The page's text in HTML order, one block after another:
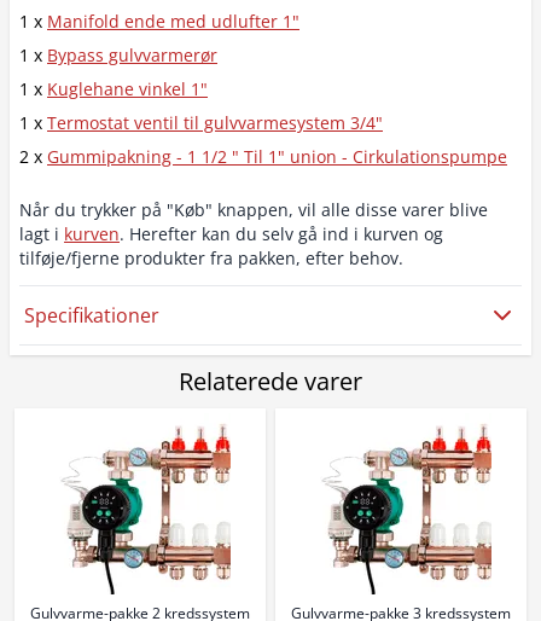
1 x Manifold ende med udlufter 1"
1 x Bypass gulvvarmerør
1 x Kuglehane vinkel 1"
1 x Termostat ventil til gulvvarmesystem 3/4"
2 x Gummipakning - 1 1/2 " Til 1" union - Cirkulationspumpe
Når du trykker på "Køb" knappen, vil alle disse varer blive
lagt i kurven. Herefter kan du selv gå ind i kurven og
tilføje/fjerne produkter fra pakken, efter behov.
Specifikationer
Relaterede varer
Gulvvarme-pakke 2 kredssystem Gulvvarme-pakke 3 kredssystem